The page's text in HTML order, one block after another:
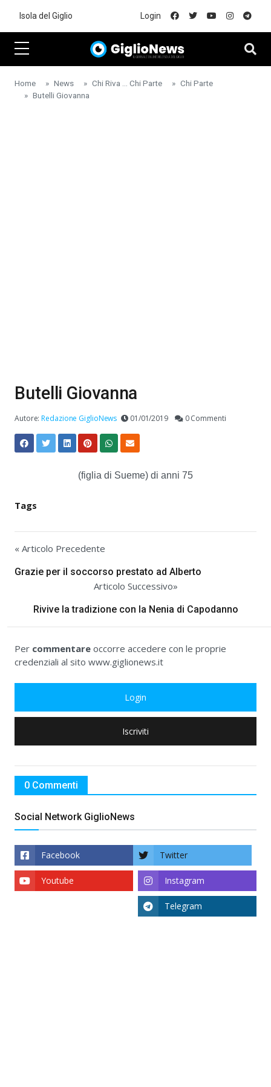
Isola del Giglio Login
Home News Chi Riva ... Chi Parte
Chi Parte
Butelli Giovanna
Butelli Giovanna
Autore:Redazione GiglioNews 01/01/2019 0 Commenti
(figlia di Sueme) di anni 75
Tags
« Articolo Precedente
Grazie per il soccorso prestato ad Alberto
Articolo Successivo»
Rivive la tradizione con la Nenia di Capodanno
Per commentare occorre accedere con le proprie
credenziali al sito www.giglionews.it
Login
Iscriviti
0 Commenti
Social Network GiglioNews
Facebook Twitter
Instagram
Youtube
Telegram